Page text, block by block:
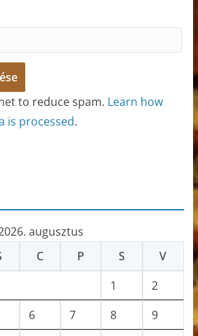
to reduce spam. Learn how
is processed.
augusztus
C P S
V
1
2
6 7 8
9